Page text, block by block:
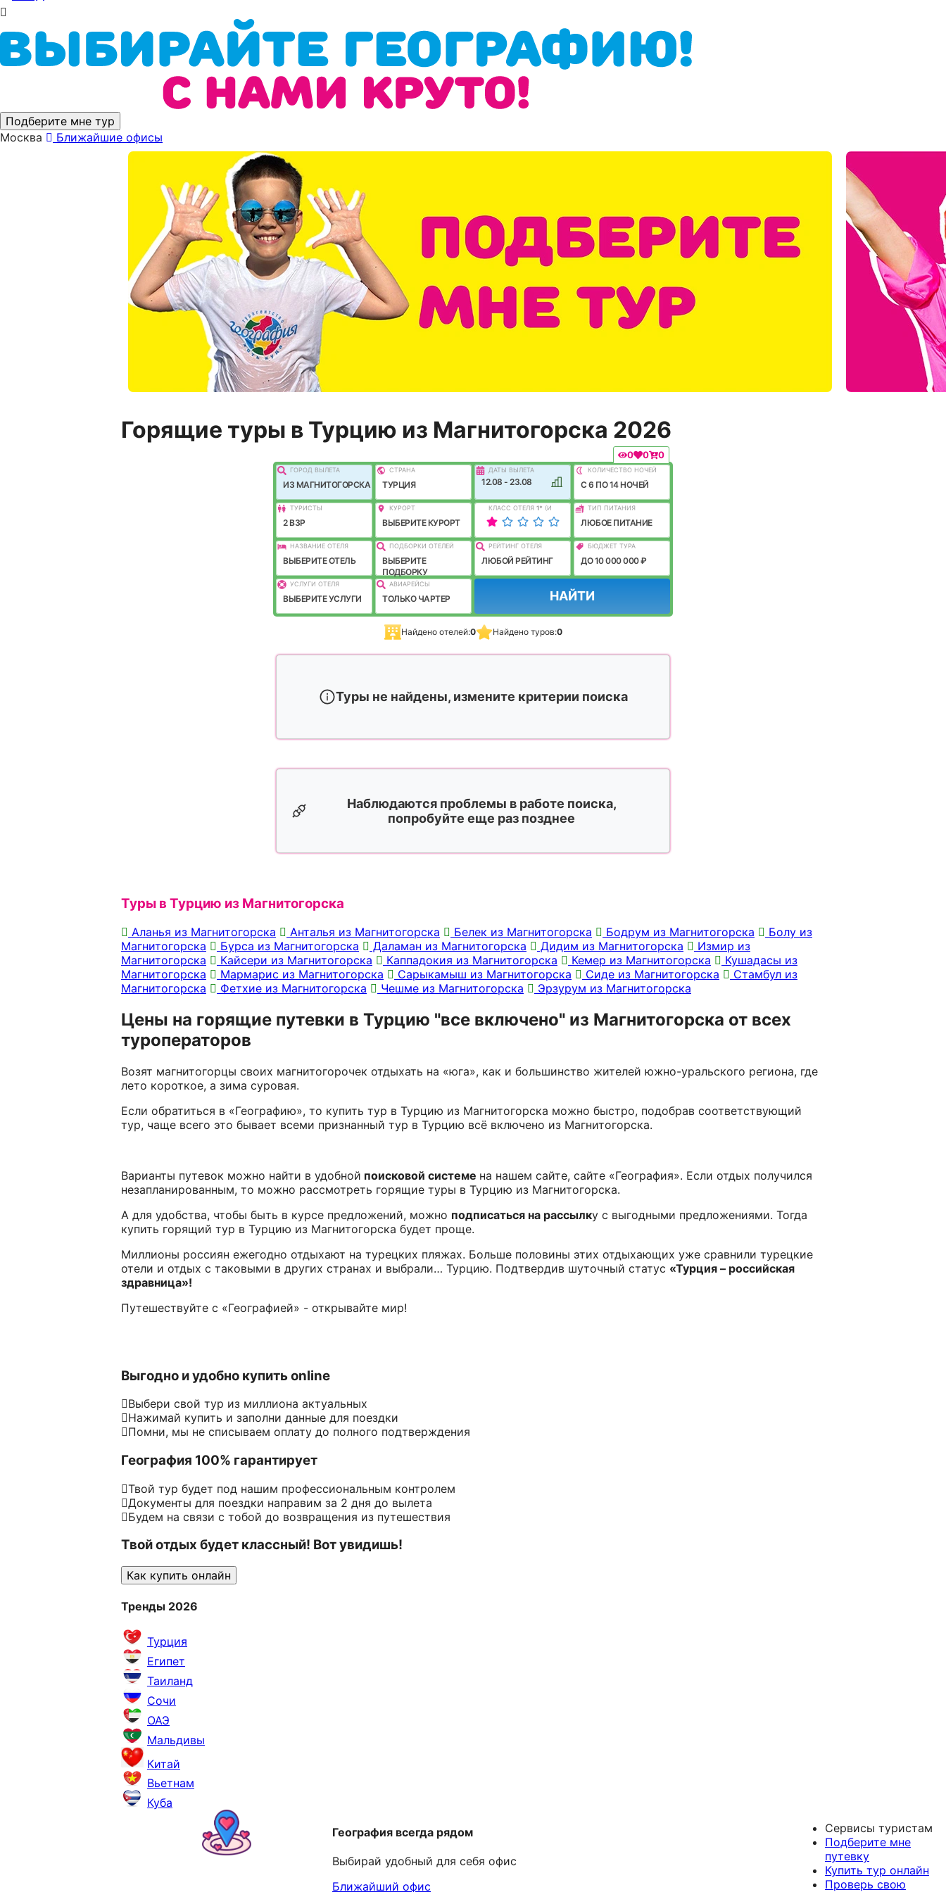
Подберите мне тур
Москва
Ближайшие офисы
Горящие туры в Турцию из Магнитогорска 2026
0 0 0
ГОРОД ВЫЛEТА
ИЗ МАГНИТОГОРСКА
СТРАНА
ТУРЦИЯ
ДАТЫ ВЫЛЕТА
12.08 - 23.08
КОЛИЧЕСТВО НОЧЕЙ
C 6 ПО 14 НОЧЕЙ
ТУРИСТЫ
2 ВЗР
КУРОРТ
ВЫБЕРИТЕ КУРОРТ
КЛАСС ОТЕЛЯ 1* (И
ЛУЧШЕ)
ТИП ПИТАНИЯ
ЛЮБОЕ ПИТАНИЕ
НАЗВАНИЕ ОТЕЛЯ
ВЫБЕРИТЕ ОТЕЛЬ
ПОДБОРКИ ОТЕЛЕЙ
ВЫБЕРИТЕ
ПОДБОРКУ
РЕЙТИНГ ОТЕЛЯ
ЛЮБОЙ РЕЙТИНГ
БЮДЖЕТ ТУРА
ДО 10 000 000 ₽
УСЛУГИ ОТЕЛЯ
ВЫБЕРИТЕ УСЛУГИ
АВИАРЕЙСЫ
ТОЛЬКО ЧАРТЕР НАЙТИ
Найдено отелей:0 Найдено туров:0
Туры не найдены, измените критерии поиска
Наблюдаются проблемы в работе поиска,
попробуйте еще раз позднее
Туры в Турцию из Магнитогорска
Аланья из Магнитогорска Анталья из Магнитогорска Белек из Магнитогорска Бодрум из Магнитогорска
Болу из
Магнитогорска
Бурса из Магнитогорска Даламан из Магнитогорска Дидим из Магнитогорска
Измир из
Магнитогорска
Кайсери из Магнитогорска Каппадокия из Магнитогорска Кемер из Магнитогорска
Кушадасы из
Магнитогорска
Мармарис из Магнитогорска Сарыкамыш из Магнитогорска Сиде из Магнитогорска
Стамбул из
Магнитогорска
Фетхие из Магнитогорска Чешме из Магнитогорска Эрзурум из Магнитогорска
Цены на горящие путевки в Турцию "все включено" из Магнитогорска от всех
туроператоров
Возят магнитогорцы своих магнитогорочек отдыхать на «юга», как и большинство жителей южно-уральского региона, где
лето короткое, а зима суровая.
Если обратиться в «Географию», то купить тур в Турцию из Магнитогорска можно быстро, подобрав соответствующий
тур, чаще всего это бывает всеми признанный тур в Турцию всё включено из Магнитогорска.
Варианты путевок можно найти в удобной поисковой системе на нашем сайте, сайте «География». Если отдых получился
незапланированным, то можно рассмотреть горящие туры в Турцию из Магнитогорска.
А для удобства, чтобы быть в курсе предложений, можно подписаться на рассылку с выгодными предложениями. Тогда
купить горящий тур в Турцию из Магнитогорска будет проще.
Миллионы россиян ежегодно отдыхают на турецких пляжах. Больше половины этих отдыхающих уже сравнили турецкие
отели и отдых с таковыми в других странах и выбрали… Турцию. Подтвердив шуточный статус «Турция – российская
здравница»!
Путешествуйте с «Географией» - открывайте мир!
Выгодно и удобно купить online
Выбери свой тур из миллиона актуальных
Нажимай купить и заполни данные для поездки
Помни, мы не списываем оплату до полного подтверждения
География 100% гарантирует
Твой тур будет под нашим профессиональным контролем
Документы для поездки направим за 2 дня до вылета
Будем на связи с тобой до возвращения из путешествия
Твой отдых будет классный! Вот увидишь!
Как купить онлайн
Тренды 2026
Турция
Египет
Таиланд
Сочи
ОАЭ
Мальдивы
Китай
Вьетнам
Куба
География всегда рядом
Выбирай удобный для себя офис
Ближайший офис
Сервисы туристам
Подберите мне
путевку
Купить тур онлайн
Проверь свою